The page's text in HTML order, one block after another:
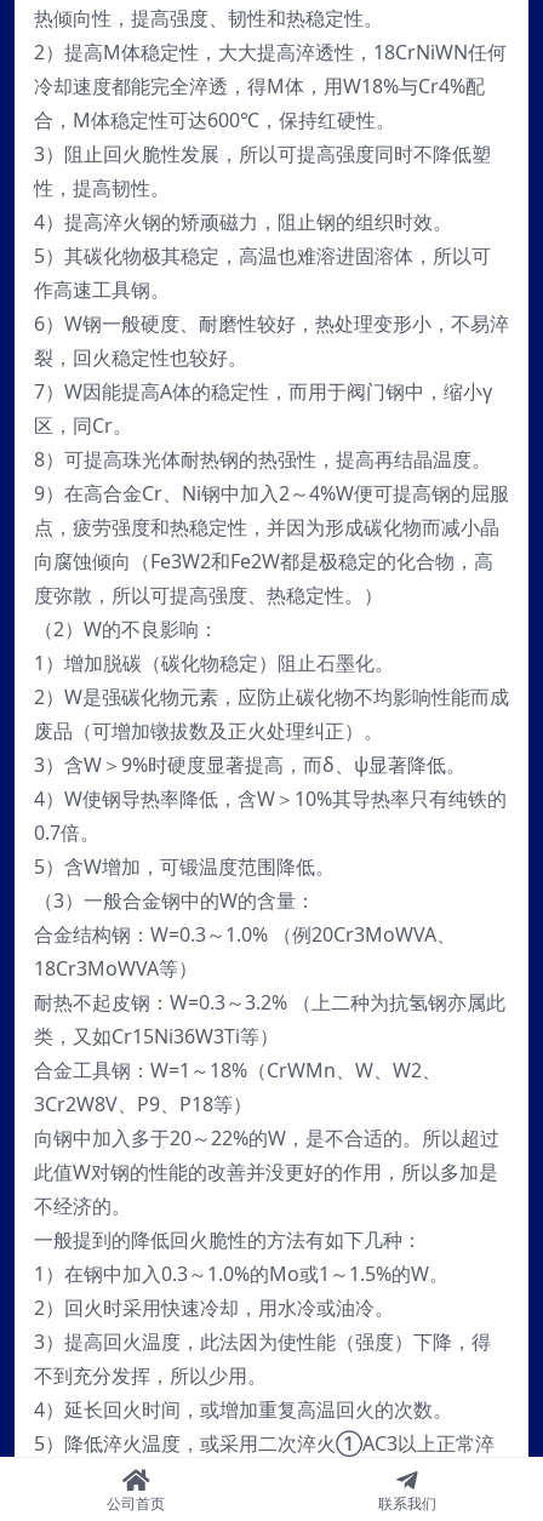
热倾向性，提高强度、韧性和热稳定性。
2）提高M体稳定性，大大提高淬透性，18CrNiWN任何
冷却速度都能完全淬透，得M体，用W18%与Cr4%配
合，M体稳定性可达600℃，保持红硬性。
3）阻止回火脆性发展，所以可提高强度同时不降低塑
性，提高韧性。
4）提高淬火钢的矫顽磁力，阻止钢的组织时效。
5）其碳化物极其稳定，高温也难溶进固溶体，所以可
作高速工具钢。
6）W钢一般硬度、耐磨性较好，热处理变形小，不易淬
裂，回火稳定性也较好。
7）W因能提高A体的稳定性，而用于阀门钢中，缩小γ
区，同Cr。
8）可提高珠光体耐热钢的热强性，提高再结晶温度。
9）在高合金Cr、Ni钢中加入2～4%W便可提高钢的屈服
点，疲劳强度和热稳定性，并因为形成碳化物而减小晶
向腐蚀倾向（Fe3W2和Fe2W都是极稳定的化合物，高
度弥散，所以可提高强度、热稳定性。）
（2）W的不良影响：
1）增加脱碳（碳化物稳定）阻止石墨化。
2）W是强碳化物元素，应防止碳化物不均影响性能而成
废品（可增加镦拔数及正火处理纠正）。
3）含W＞9%时硬度显著提高，而δ、ψ显著降低。
4）W使钢导热率降低，含W＞10%其导热率只有纯铁的
0.7倍。
5）含W增加，可锻温度范围降低。
（3）一般合金钢中的W的含量：
合金结构钢：W=0.3～1.0% （例20Cr3MoWVA、
18Cr3MoWVA等）
耐热不起皮钢：W=0.3～3.2% （上二种为抗氢钢亦属此
类，又如Cr15Ni36W3Ti等）
合金工具钢：W=1～18%（CrWMn、W、W2、
3Cr2W8V、P9、P18等）
向钢中加入多于20～22%的W，是不合适的。所以超过
此值W对钢的性能的改善并没更好的作用，所以多加是
不经济的。
一般提到的降低回火脆性的方法有如下几种：
1）在钢中加入0.3～1.0%的Mo或1～1.5%的W。
2）回火时采用快速冷却，用水冷或油冷。
3）提高回火温度，此法因为使性能（强度）下降，得
不到充分发挥，所以少用。
4）延长回火时间，或增加重复高温回火的次数。
5）降低淬火温度，或采用二次淬火①AC3以上正常淬
火②AC1～AC3之间不完全淬火以消除回火脆性。
6）在钢中加入V（约是钼含量%+0.1%可等效），以提
公司首页 联系我们